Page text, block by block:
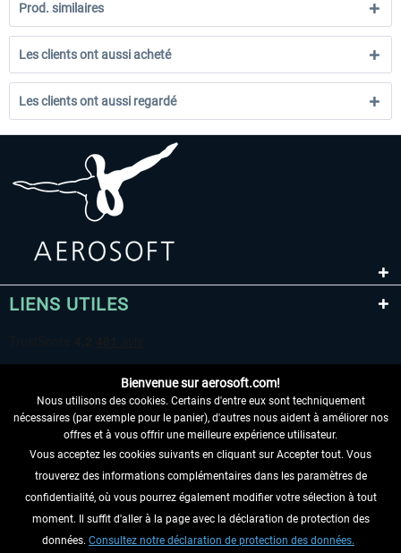
Prod. similaires
Les clients ont aussi acheté
Les clients ont aussi regardé
LIENS UTILES
RENONCER AU CONTRAT ICI
INFORMATIONS
NE MANQUEZ PAS LES DERNIÈRES
Bienvenue sur aerosoft.com!
Nous utilisons des cookies. Certains d'entre eux sont techniquement
nécessaires (par exemple pour le panier), d'autres nous aident à améliorer nos
offres et à vous offrir une meilleure expérience utilisateur.
Vous acceptez les cookies suivants en cliquant sur Accepter tout. Vous
trouverez des informations complémentaires dans les paramètres de
confidentialité, où vous pourrez également modifier votre sélection à tout
moment. Il suffit d'aller à la page avec la déclaration de protection des
données. Consultez notre déclaration de protection des données.